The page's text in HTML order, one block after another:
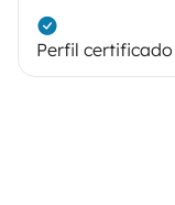
Perfil certificado